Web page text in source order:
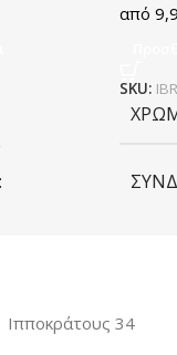
SKU:
Ιπποκράτους 34